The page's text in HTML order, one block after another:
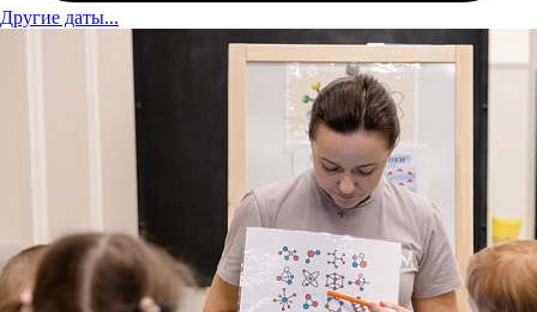
Другие даты...